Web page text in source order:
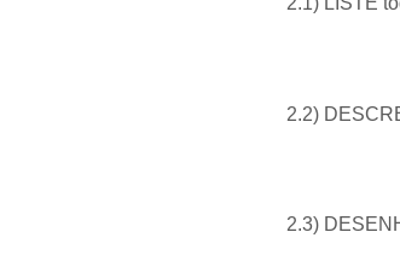
2.2)
2.3)